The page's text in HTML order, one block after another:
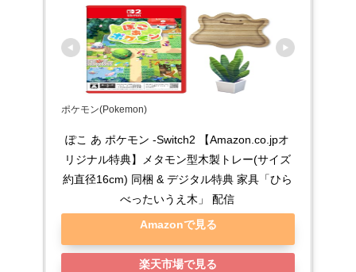
ポケモン(Pokemon)
ぽこ あ ポケモン -Switch2 【Amazon.co.jpオ
リジナル特典】メタモン型木製トレー(サイズ
約直径16cm) 同梱 & デジタル特典 家具「ひら
べったいうえ木」 配信
Amazonで見る
楽天市場で見る